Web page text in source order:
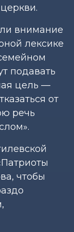
внимание
лексике
подавать
цель —
от
речь
чтобы